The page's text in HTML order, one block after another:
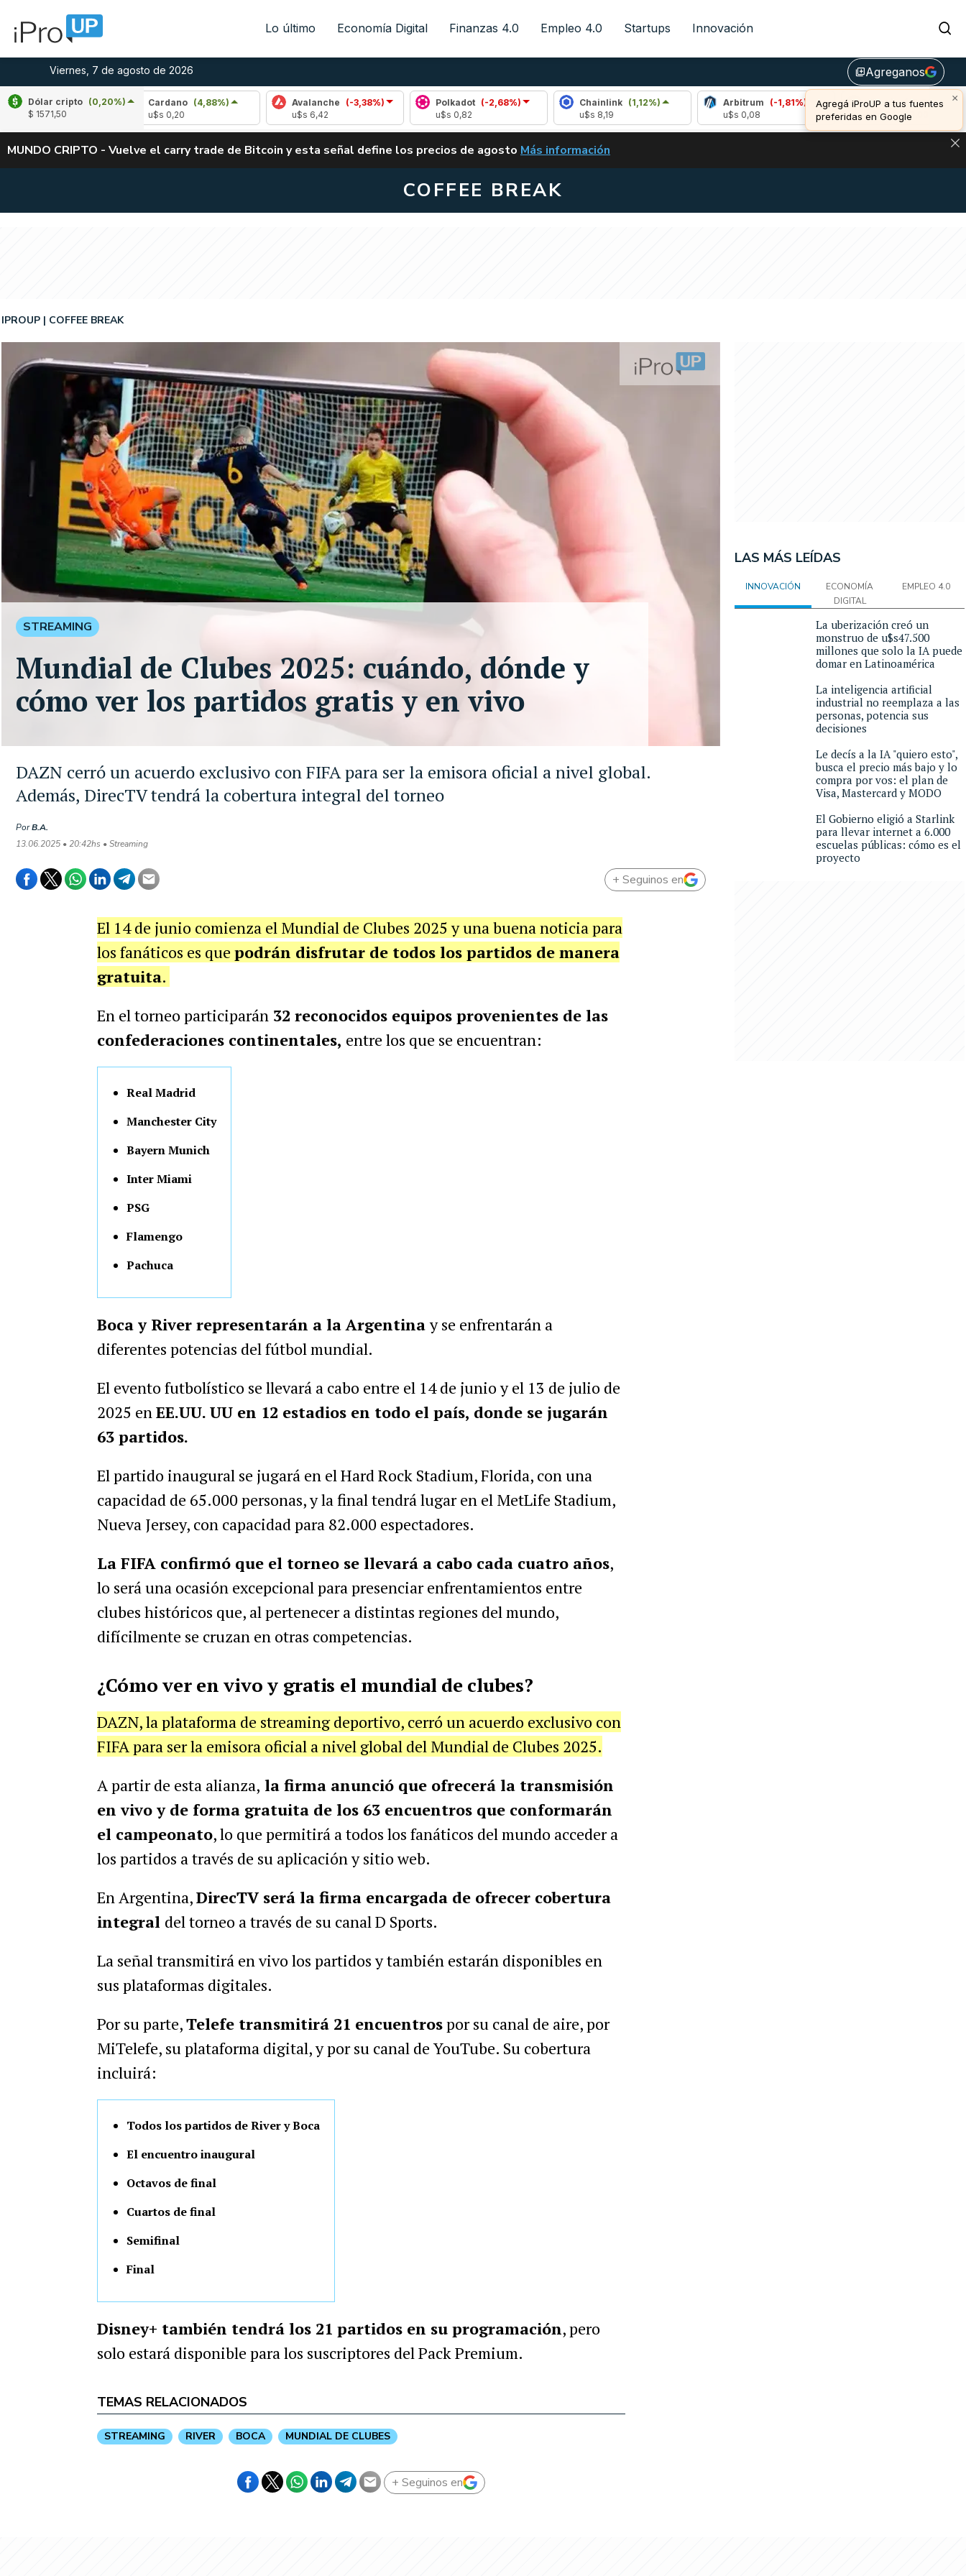
Lo último Economía Digital Finanzas 4.0 Empleo 4.0 Startups Innovación
Viernes, 7 de agosto de 2026 library_addAgreganos
×
Agregá iProUP a tus fuentes
preferidas en Google
Dólar cripto (0,20%)
$ 1571,50
1,69%) Cardano
(4,88%)
Avalanche (-3,38%)
Polkadot
(-2,68%)
Chainlink
(1,12%)
Arbitrum
(-1,81%)
Bitcoin (-0,29%)
u$s 64.288,00
ALERTA
MUNDO CRIPTO - Vuelve el carry trade de Bitcoin y esta señal define los precios de agosto VUELVE EL CARRY TRADE DE BITCOIN Y ESTA SEÑAL DEFINE LOS PRECIOS DE
Más información
COFFEE BREAK
DAZN cerró un acuerdo exclusivo con FIFA para ser la emisora oficial a nivel global.
Además, DirecTV tendrá la cobertura integral del torneo
IPROUP COFFEE BREAK
PorB.A.
13.06.2025 • 20:42hs • Streaming
STREAMING
Mundial de Clubes 2025: cuándo, dónde y
cómo ver los partidos gratis y en vivo
+ Seguinos en
El 14 de junio comienza el Mundial de Clubes 2025 y una buena noticia para
los fanáticos es que podrán disfrutar de todos los partidos de manera
gratuita.
En el torneo participarán32 reconocidos equipos provenientes de las
confederaciones continentales, entre los que se encuentran:
Real Madrid
Manchester City
Bayern Munich
Inter Miami
PSG
Flamengo
Pachuca
Boca y River representarán a la Argentinay se enfrentarán a
diferentes potencias del fútbol mundial.
El evento futbolístico se llevará a cabo entre el 14 de junio y el 13 de julio de
2025 enEE.UU. UU en 12 estadios en todo el país, donde se jugarán
63 partidos.
El partido inaugural se jugará en el Hard Rock Stadium, Florida, con una
capacidad de 65.000 personas, y la final tendrá lugar en el MetLife Stadium,
Nueva Jersey, con capacidad para 82.000 espectadores.
La FIFA confirmó que el torneo se llevará a cabo cada cuatro años,
lo será una ocasión excepcional para presenciar enfrentamientos entre
clubes históricos que, al pertenecer a distintas regiones del mundo,
difícilmente se cruzan en otras competencias.
¿Cómo ver en vivo y gratis el mundial de clubes?
DAZN, la plataforma de streaming deportivo, cerró un acuerdo exclusivo con
FIFA para ser la emisora oficial a nivel global del Mundial de Clubes 2025.
A partir de esta alianza, la firma anunció que ofrecerá la transmisión
en vivo y de forma gratuita de los 63 encuentros que conformarán
el campeonato, lo que permitirá a todos los fanáticos del mundo acceder a
los partidos a través de su aplicación y sitio web.
En Argentina,DirecTV será la firma encargada de ofrecer cobertura
integral del torneo a través de su canal D Sports.
La señal transmitirá en vivo los partidos y también estarán disponibles en
sus plataformas digitales.
Por su parte,Telefe transmitirá 21 encuentrospor su canal de aire, por
MiTelefe, su plataforma digital, y por su canal de YouTube. Su cobertura
incluirá:
Todos los partidos de River y Boca
El encuentro inaugural
Octavos de final
Cuartos de final
Semifinal
Final
Disney+ también tendrá los 21 partidos en su programación, pero
solo estará disponible para los suscriptores del Pack Premium.
TEMAS RELACIONADOS
STREAMING RIVER BOCA MUNDIAL DE CLUBES
+ Seguinos en
LAS MÁS LEÍDAS
INNOVACIÓN
ECONOMÍA
DIGITAL
EMPLEO 4.0
La uberización creó un
monstruo de u$s47.500
millones que solo la IA puede
domar en Latinoamérica
La inteligencia artificial
industrial no reemplaza a las
personas, potencia sus
decisiones
Le decís a la IA "quiero esto",
busca el precio más bajo y lo
compra por vos: el plan de
Visa, Mastercard y MODO
El Gobierno eligió a Starlink
para llevar internet a 6.000
escuelas públicas: cómo es el
proyecto